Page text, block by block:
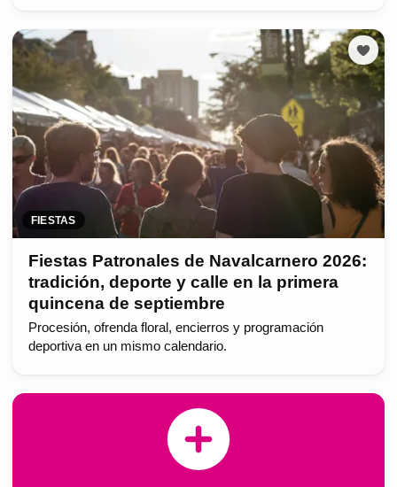
FIESTAS
Fiestas Patronales de Navalcarnero 2026:
tradición, deporte y calle en la primera
quincena de septiembre
Procesión, ofrenda floral, encierros y programación
deportiva en un mismo calendario.